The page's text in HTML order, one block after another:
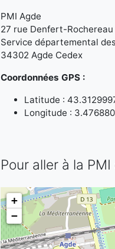
PMI Agde
27 rue Denfert-Rochereau
Service départemental
34302 Agde Cedex
Coordonnées GPS :
Latitude :
Longitude :
Pour aller à la
+
−